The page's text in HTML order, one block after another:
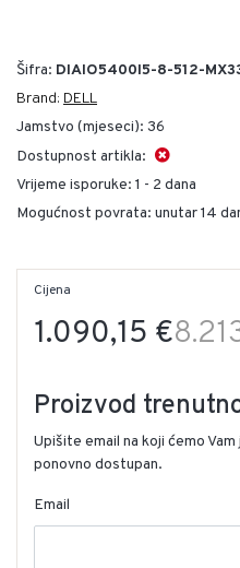
Šifra: DIAIO5400I5-8-512-
Brand: DELL
Jamstvo (mjeseci): 36
Dostupnost artikla:
Vrijeme isporuke: 1 - 2 dana
Mogućnost povrata: unutar 14
1.090,15 €
Cijena
Proizvod
Upišite email na koji ćemo
ponovno dostupan.
Email